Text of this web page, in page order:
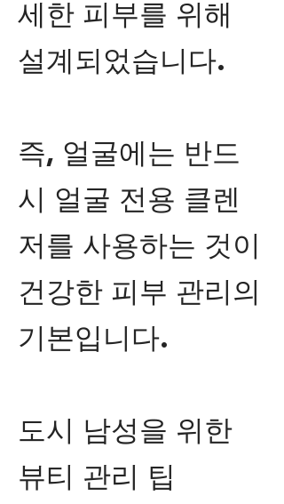
세한 피부를 위해
설계되었습니다.
즉, 얼굴에는 반드
시 얼굴 전용 클렌
저를 사용하는 것이
건강한 피부 관리의
기본입니다.
도시 남성을 위한
뷰티 관리 팁